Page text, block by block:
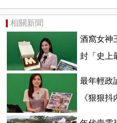
相關新聞
酒窩女神
封「史上
最年輕政
《狠狠抖